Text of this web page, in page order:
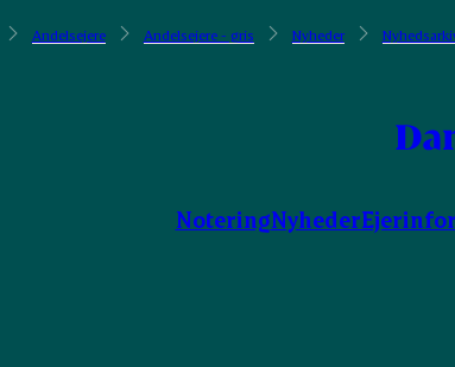
Andelsejere Andelsejere - gris Nyheder
NoteringNyheder